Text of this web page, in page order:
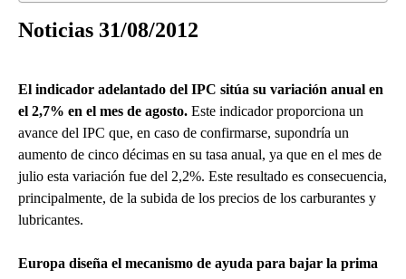
Noticias 31/08/2012
El indicador adelantado del IPC sitúa su variación anual en
el 2,7% en el mes de agosto. Este indicador proporciona un
avance del IPC que, en caso de confirmarse, supondría un
aumento de cinco décimas en su tasa anual, ya que en el mes de
julio esta variación fue del 2,2%. Este resultado es consecuencia,
principalmente, de la subida de los precios de los carburantes y
lubricantes.
Europa diseña el mecanismo de ayuda para bajar la prima